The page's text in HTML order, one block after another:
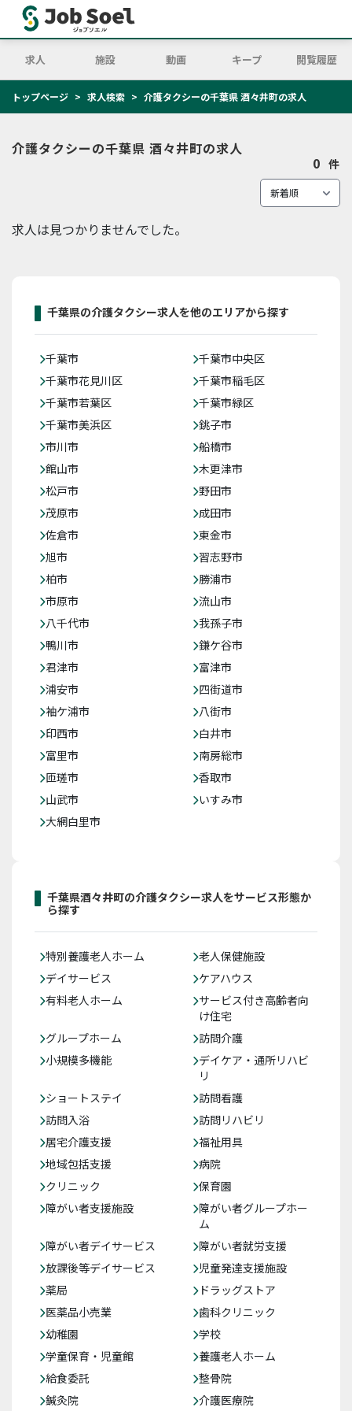
求人 施設 動画 キープ 閲覧履歴
トップページ 求人検索 介護タクシーの千葉県 酒々井町の求人
介護タクシーの千葉県 酒々井町の求人
0 件
求人は見つかりませんでした。
千葉県の介護タクシー求人を他のエリアから探す
千葉市
千葉市中央区
千葉市花見川区
千葉市稲毛区
千葉市若葉区
千葉市緑区
千葉市美浜区
銚子市
市川市
船橋市
館山市
木更津市
松戸市
野田市
茂原市
成田市
佐倉市
東金市
旭市
習志野市
柏市
勝浦市
市原市
流山市
八千代市
我孫子市
鴨川市
鎌ケ谷市
君津市
富津市
浦安市
四街道市
袖ケ浦市
八街市
印西市
白井市
富里市
南房総市
匝瑳市
香取市
山武市
いすみ市
大網白里市
千葉県酒々井町の介護タクシー求人をサービス形態か
ら探す
特別養護老人ホーム
老人保健施設
デイサービス
ケアハウス
有料老人ホーム
サービス付き高齢者向
け住宅
グループホーム
訪問介護
小規模多機能
デイケア・通所リハビ
リ
ショートステイ
訪問看護
訪問入浴
訪問リハビリ
居宅介護支援
福祉用具
地域包括支援
病院
クリニック
保育園
障がい者支援施設
障がい者グループホー
ム
障がい者デイサービス
障がい者就労支援
放課後等デイサービス
児童発達支援施設
薬局
ドラッグストア
医薬品小売業
歯科クリニック
幼稚園
学校
学童保育・児童館
養護老人ホーム
給食委託
整骨院
鍼灸院
介護医療院